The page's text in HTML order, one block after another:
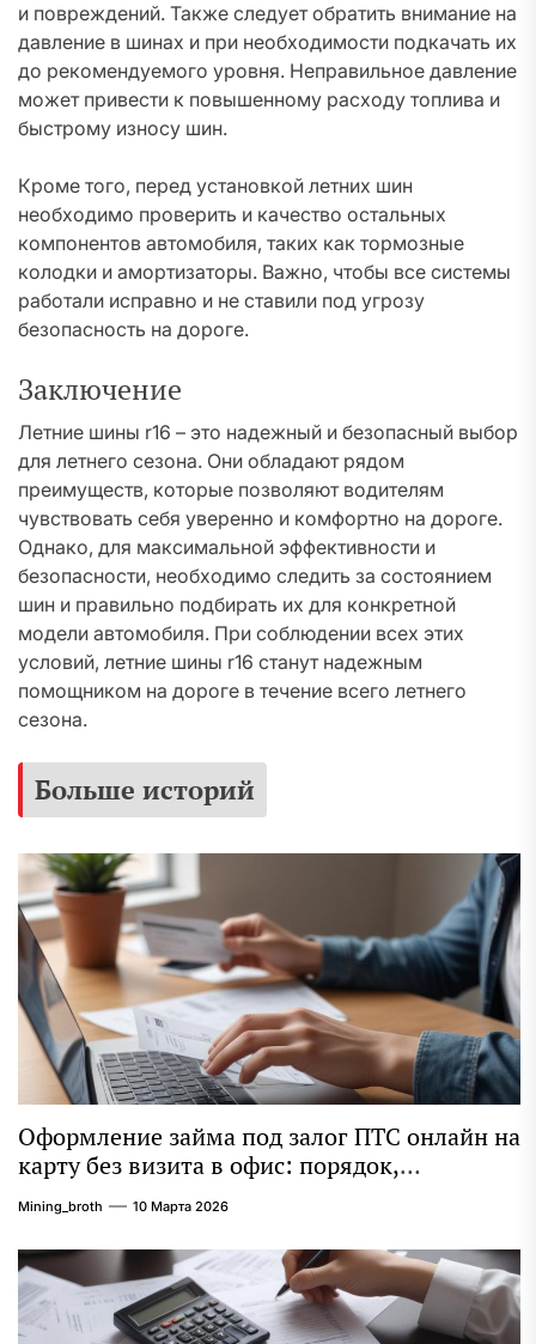
и повреждений. Также следует обратить внимание на
давление в шинах и при необходимости подкачать их
до рекомендуемого уровня. Неправильное давление
может привести к повышенному расходу топлива и
быстрому износу шин.
Кроме того, перед установкой летних шин
необходимо проверить и качество остальных
компонентов автомобиля, таких как тормозные
колодки и амортизаторы. Важно, чтобы все системы
работали исправно и не ставили под угрозу
безопасность на дороге.
Заключение
Летние шины r16 – это надежный и безопасный выбор
для летнего сезона. Они обладают рядом
преимуществ, которые позволяют водителям
чувствовать себя уверенно и комфортно на дороге.
Однако, для максимальной эффективности и
безопасности, необходимо следить за состоянием
шин и правильно подбирать их для конкретной
модели автомобиля. При соблюдении всех этих
условий, летние шины r16 станут надежным
помощником на дороге в течение всего летнего
сезона.
Больше историй
Оформление займа под залог ПТС онлайн на
карту без визита в офис: порядок,
требования и документы
Mining_broth 10 Марта 2026